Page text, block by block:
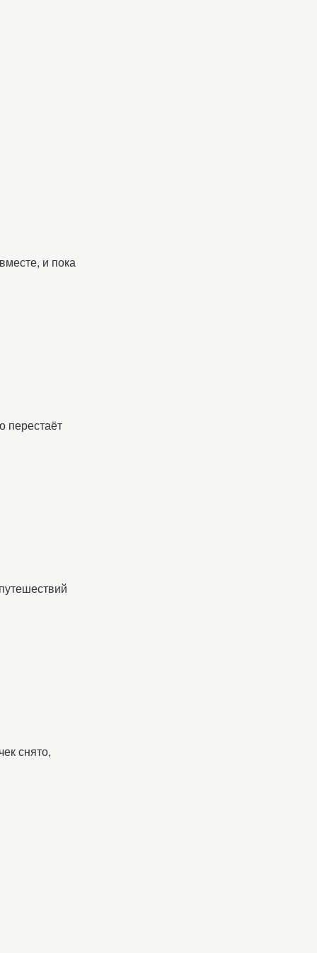
и пока
перестаёт
снято,